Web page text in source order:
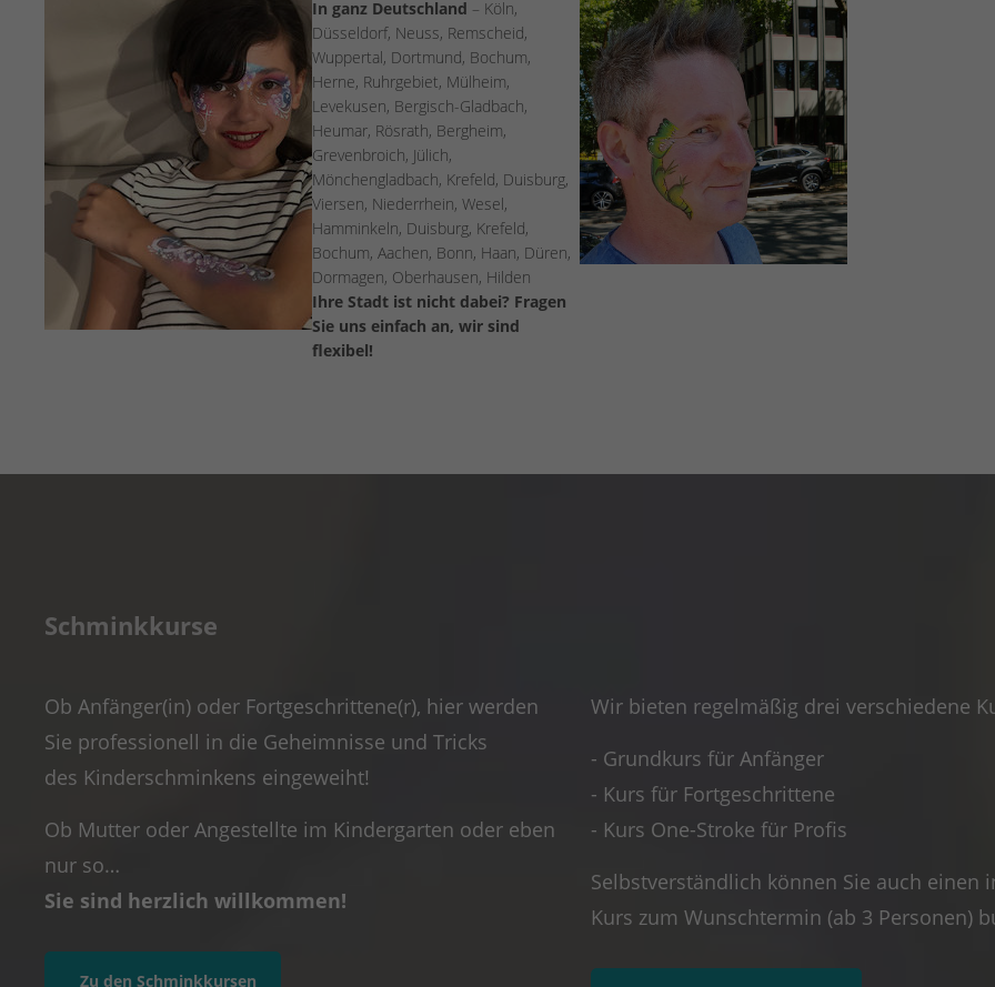
In ganz Deutschland – Köln,
Düsseldorf, Neuss, Remscheid,
Wuppertal, Dortmund, Bochum,
Herne, Ruhrgebiet, Mülheim,
Levekusen, Bergisch-Gladbach,
Heumar, Rösrath, Bergheim,
Grevenbroich, Jülich,
Mönchengladbach, Krefeld, Duisburg,
Viersen, Niederrhein, Wesel,
Hamminkeln, Duisburg, Krefeld,
Bochum, Aachen, Bonn, Haan, Düren,
Dormagen, Oberhausen, Hilden
Ihre Stadt ist nicht dabei? Fragen
Sie uns einfach an, wir sind
flexibel!
Schminkkurse
Ob Anfänger(in) oder Fortgeschrittene(r), hier werden
Sie professionell in die Geheimnisse und Tricks
des Kinderschminkens eingeweiht!
Ob Mutter oder Angestellte im Kindergarten oder eben
nur so…
Sie sind herzlich willkommen!
Zu den Schminkkursen
Wir bieten regelmäßig drei verschiedene
- Grundkurs für Anfänger
- Kurs für Fortgeschrittene
- Kurs One-Stroke für Profis
Selbstverständlich können Sie auch einen
Kurs zum Wunschtermin (ab 3 Personen)